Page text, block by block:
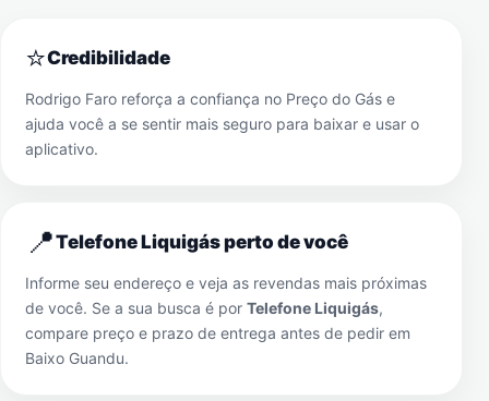
⭐Credibilidade
Rodrigo Faro reforça a confiança no Preço do Gás e
ajuda você a se sentir mais seguro para baixar e usar o
aplicativo.
📍Telefone Liquigás perto de você
Informe seu endereço e veja as revendas mais próximas
de você. Se a sua busca é por Telefone Liquigás,
compare preço e prazo de entrega antes de pedir em
Baixo Guandu.